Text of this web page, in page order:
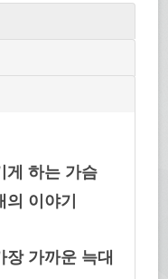
게 하는 가슴
의 이야기
가까운 늑대